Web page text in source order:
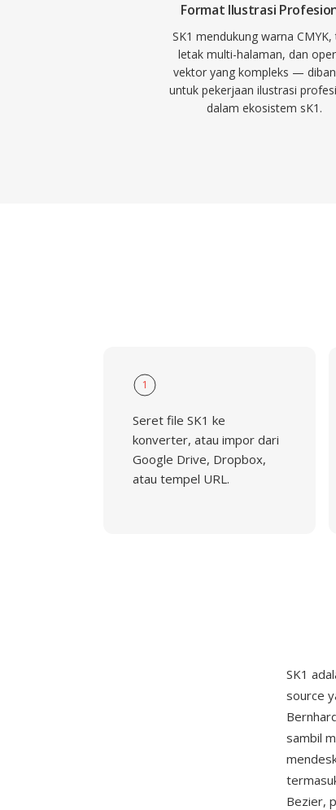
Format Ilustrasi
SK1 mendukung warna CMYK,
letak multi-halaman, dan
vektor yang kompleks —
untuk pekerjaan ilustrasi
dalam ekosistem sK1.
1
Seret file SK1 ke
konverter, atau impor dari
Google Drive, Dropbox,
atau tempel URL.
SK1
source
sambil
Bezier,